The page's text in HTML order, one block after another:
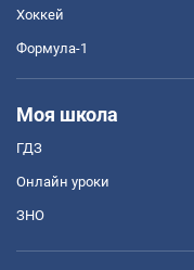
Хоккей
Формула-1
Моя школа
ГДЗ
Онлайн уроки
ЗНО